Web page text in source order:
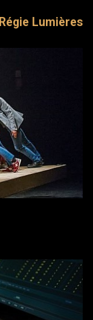
Régie Lumières